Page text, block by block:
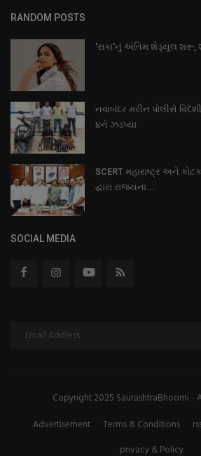
RANDOM POSTS
'રાકા'નું અંતિમ શેડ્યૂલ શરૂ,
નવાબંદર મરીન પોલીસે
૪ને ઝડપ્યા
SCERT મહારાષ્ટ્ર અને
દ્વારા રાજ્યના...
SOCIAL MEDIA
Copyright 2025 SaurashtraBhoomi -
Advertisement
Terms & Conditions
privacy & Policy